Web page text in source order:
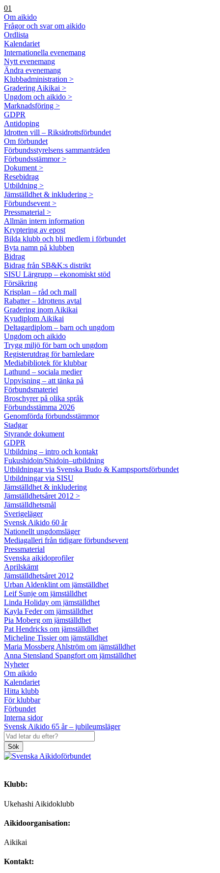
01
Om aikido
Frågor och svar om aikido
Ordlista
Kalendariet
Internationella evenemang
Nytt evenemang
Ändra evenemang
Klubbadministration >
Gradering Aikikai >
Ungdom och aikido >
Marknadsföring >
GDPR
Antidoping
Idrotten vill – Riksidrottsförbundet
Om förbundet
Förbundsstyrelsens sammanträden
Förbundsstämmor >
Dokument >
Resebidrag
Utbildning >
Jämställdhet & inkludering >
Förbundsevent >
Pressmaterial >
Allmän intern information
Kryptering av epost
Bilda klubb och bli medlem i förbundet
Byta namn på klubben
Bidrag
Bidrag från SB&K:s distrikt
SISU Lärgrupp – ekonomiskt stöd
Försäkring
Krisplan – råd och mall
Rabatter – Idrottens avtal
Gradering inom Aikikai
Kyudiplom Aikikai
Deltagardiplom – barn och ungdom
Ungdom och aikido
Trygg miljö för barn och ungdom
Registerutdrag för barnledare
Mediabibliotek för klubbar
Lathund – sociala medier
Uppvisning – att tänka på
Förbundsmateriel
Broschyrer på olika språk
Förbundsstämma 2026
Genomförda förbundsstämmor
Stadgar
Styrande dokument
GDPR
Utbildning – intro och kontakt
Fukushidoin/Shidoin–utbildning
Utbildningar via Svenska Budo & Kampsportsförbundet
Utbildningar via SISU
Jämställdhet & inkludering
Jämställdhetsåret 2012 >
Jämställdhetsmål
Sverigeläger
Svensk Aikido 60 år
Nationellt ungdomsläger
Mediagalleri från tidigare förbundsevent
Pressmaterial
Svenska aikidoprofiler
Aprilskämt
Jämställdhetsåret 2012
Urban Aldenklint om jämställdhet
Leif Sunje om jämställdhet
Linda Holiday om jämställdhet
Kayla Feder om jämställdhet
Pia Moberg om jämställdhet
Pat Hendricks om jämställdhet
Micheline Tissier om jämställdhet
Maria Mossberg Ahlström om jämställdhet
Anna Stensland Spangfort om jämställdhet
Nyheter
Om aikido
Kalendariet
Hitta klubb
För klubbar
Förbundet
Interna sidor
Svensk Aikido 65 år – jubileumsläger
Sök
Klubb:
Ukehashi Aikidoklubb
Aikidoorganisation:
Aikikai
Kontakt: